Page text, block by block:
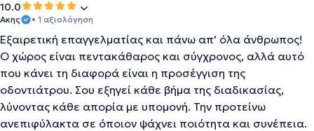
10.0
Ακης • 1 αξιολόγηση
Εξαιρετική επαγγελματίας και πάνω απ' όλα άνθρωπος!
Ο χώρος είναι πεντακάθαρος και σύγχρονος, αλλά αυτό
που κάνει τη διαφορά είναι η προσέγγιση της
οδοντιάτρου. Σου εξηγεί κάθε βήμα της διαδικασίας,
λύνοντας κάθε απορία με υπομονή. Την προτείνω
ανεπιφύλακτα σε όποιον ψάχνει ποιότητα και συνέπεια.